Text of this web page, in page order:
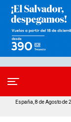
España, 8 de Agosto de